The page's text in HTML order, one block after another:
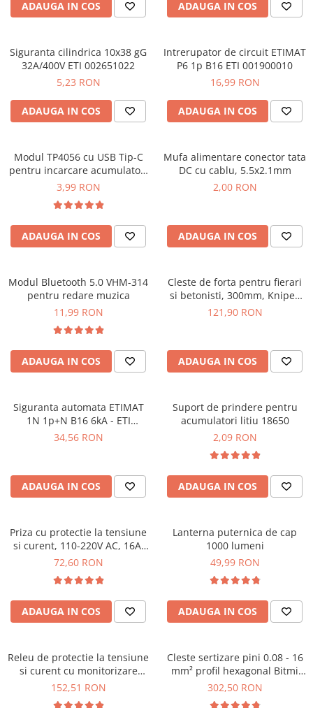
Camere Termoviziune
Micrometre
Chei Dinamometrice
Chei Reglabile
Chei Combinate
Chei Inelare cu Cot
Rulete
Nivele cu bula
Scule Electrice
Unelte Multifunctionale
Surubelnite Electrice
Masini de Gaurit si Insurubat
Genti pentru Scule si Unelte
Senzori Electronici
Componente Electronice
Tablouri Electrice
Stabilizatoare de Tensiune
Convertoare de Tensiune
JBC
JGNE
KEYESTUDIO
KPS
LG CHEM
MESTEK
MICROBIT
MVAVA
RASPBERRY PI
SCHRACK TECHNIK
SUNKKO
SONOFF
TERMOPASTY
TENPOWER
VETO PRO PAC
WEICON
WAIT TOOLS
WEEEMAKE
YATO
ZUBR
ADAUGA IN COS ADAUGA IN COS
Siguranta cilindrica 10x38 gG
32A/400V ETI 002651022
5,23 RON
ADAUGA IN COS
Intrerupator de circuit ETIMAT
P6 1p B16 ETI 001900010
16,99 RON
ADAUGA IN COS
Modul TP4056 cu USB Tip-C
pentru incarcare acumulatori
Litiu, 5V/1A
3,99 RON
ADAUGA IN COS
Mufa alimentare conector tata
DC cu cablu, 5.5x2.1mm
2,00 RON
ADAUGA IN COS
Modul Bluetooth 5.0 VHM-314
pentru redare muzica
11,99 RON
ADAUGA IN COS
Cleste de forta pentru fierari
si betonisti, 300mm, Knipex
99 10 300
121,90 RON
ADAUGA IN COS
Siguranta automata ETIMAT
1N 1p+N B16 6kA - ETI
002191104
34,56 RON
ADAUGA IN COS
Suport de prindere pentru
acumulatori litiu 18650
2,09 RON
ADAUGA IN COS
Priza cu protectie la tensiune
si curent, 110-220V AC, 16A,
TAXNELE TVPS1-16C
72,60 RON
ADAUGA IN COS
Lanterna puternica de cap
1000 lumeni
49,99 RON
ADAUGA IN COS
Releu de protectie la tensiune
si curent cu monitorizare
consum, 220V 63A, TAXNELE
152,51 RON
Cleste sertizare pini 0.08 - 16
mm² profil hexagonal Bitmi
10047
302,50 RON